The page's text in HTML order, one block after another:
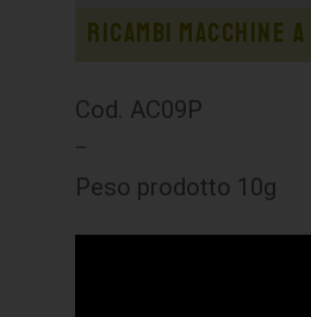
Ricambi macchine
Cod. AC09P
–
Peso prodotto 10g